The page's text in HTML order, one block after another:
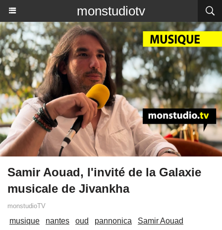
monstudiotv
Samir Aouad, l'invité de la Galaxie
musicale de Jivankha
monstudioTV
musique nantes oud pannonica
Samir Aouad